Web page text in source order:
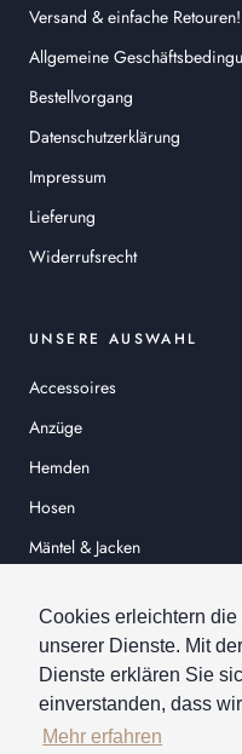
Cookies erleichtern
unserer Dienste. Mit
Dienste erklären Sie
einverstanden, dass
Mehr erfahren
Versand & einfache Retouren!
Allgemeine
Bestellvorgang
Datenschutzerklärung
Impressum
Lieferung
Widerrufsrecht
UNSERE AUSWAHL
Accessoires
Anzüge
Hemden
Hosen
Mäntel & Jacken
©